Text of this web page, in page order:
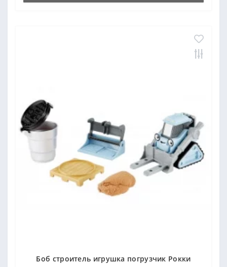
Боб строитель игрушка погрузчик Рокки